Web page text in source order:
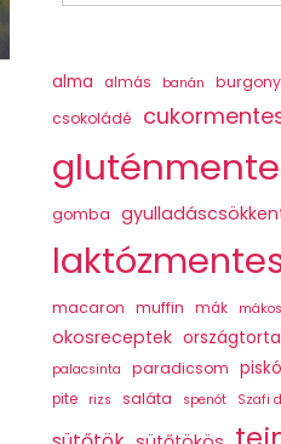
alma almás banán
csokoládé
gomba
macaron muffin mák
okosreceptek országtorta
palacsinta paradicsom
pite rizs saláta spenót Szafi